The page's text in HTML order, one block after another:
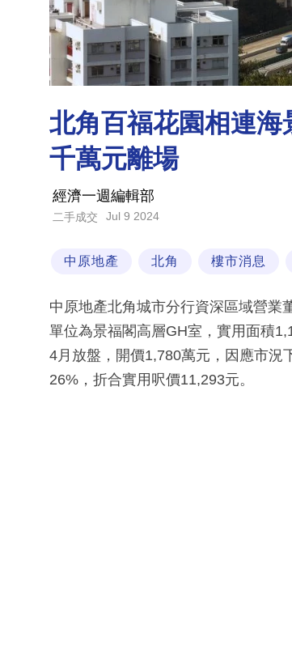
北角百福花園相連
千萬元離場
經濟一週編輯部
二手成交 Jul 9 2024
中原地產 北角 樓市消息
中原地產北角城市分行資深區域營業
單位為景福閣高層GH室，實用面積
4月放盤，開價1,780萬元，因應市況
26%，折合實用呎價11,293元。